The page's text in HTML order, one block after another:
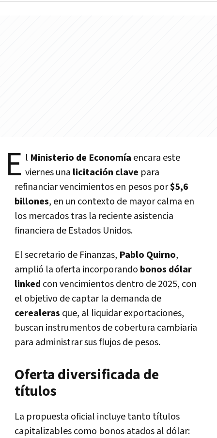
E l Ministerio de Economía encara este
viernes una licitación clave para
refinanciar vencimientos en pesos por$5,6
billones, en un contexto de mayor calma en
los mercados tras la reciente asistencia
financiera de Estados Unidos.
El secretario de Finanzas, Pablo Quirno,
amplió la oferta incorporando bonos dólar
linked con vencimientos dentro de 2025, con
el objetivo de captar la demanda de
cerealeras que, al liquidar exportaciones,
buscan instrumentos de cobertura cambiaria
para administrar sus flujos de pesos.
Oferta diversificada de
títulos
La propuesta oficial incluye tanto títulos
capitalizables como bonos atados al dólar: